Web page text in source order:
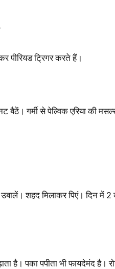
पीरियड ट्रिगर करते हैं।
बैठें। गर्मी से पेल्विक एरिया की
शहद मिलाकर पिएं। दिन में
है। पका पपीता भी फायदेमंद है।